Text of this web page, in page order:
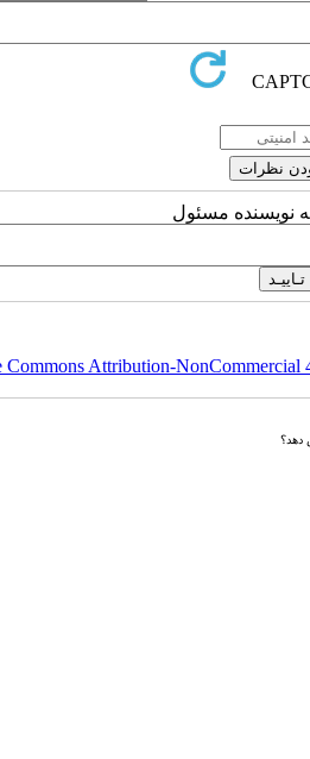
نویسنده مسئول
Commons Attribution-NonCommercial
دهد؟